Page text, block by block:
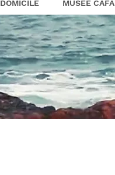
DOMICILE MUSÉE CAFA